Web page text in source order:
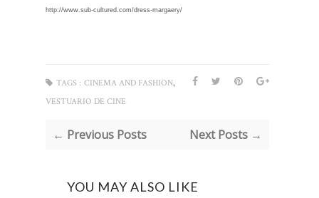
http://www.sub-cultured.com/dress-margaery/
TAGS : CINEMA AND FASHION,
VESTUARIO DE CINE
← Previous Posts Next Posts →
YOU MAY ALSO LIKE